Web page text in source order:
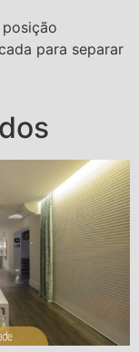
para separar